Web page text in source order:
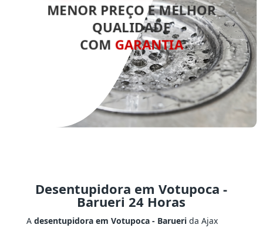
MENOR PREÇO E MELHOR
QUALIDADE
COM GARANTIA
Desentupidora em Votupoca -
Barueri 24 Horas
A desentupidora em Votupoca - Baruerida Ajax